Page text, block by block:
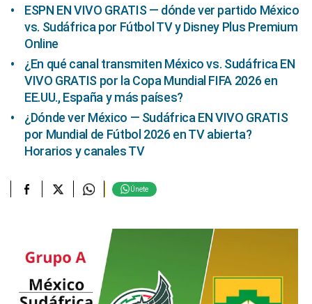
ESPN EN VIVO GRATIS — dónde ver partido México
vs. Sudáfrica por Fútbol TV y Disney Plus Premium
Online
¿En qué canal transmiten México vs. Sudáfrica EN
VIVO GRATIS por la Copa Mundial FIFA 2026 en
EE.UU., España y más países?
¿Dónde ver México — Sudáfrica EN VIVO GRATIS
por Mundial de Fútbol 2026 en TV abierta?
Horarios y canales TV
Únete